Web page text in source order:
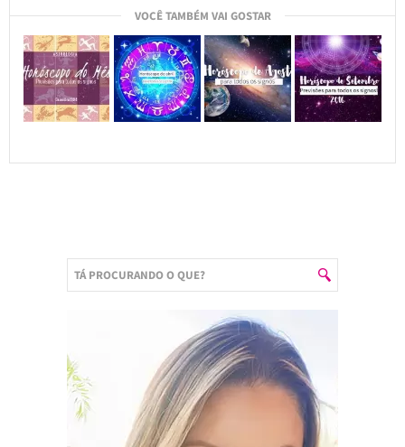
VOCÊ TAMBÉM VAI GOSTAR